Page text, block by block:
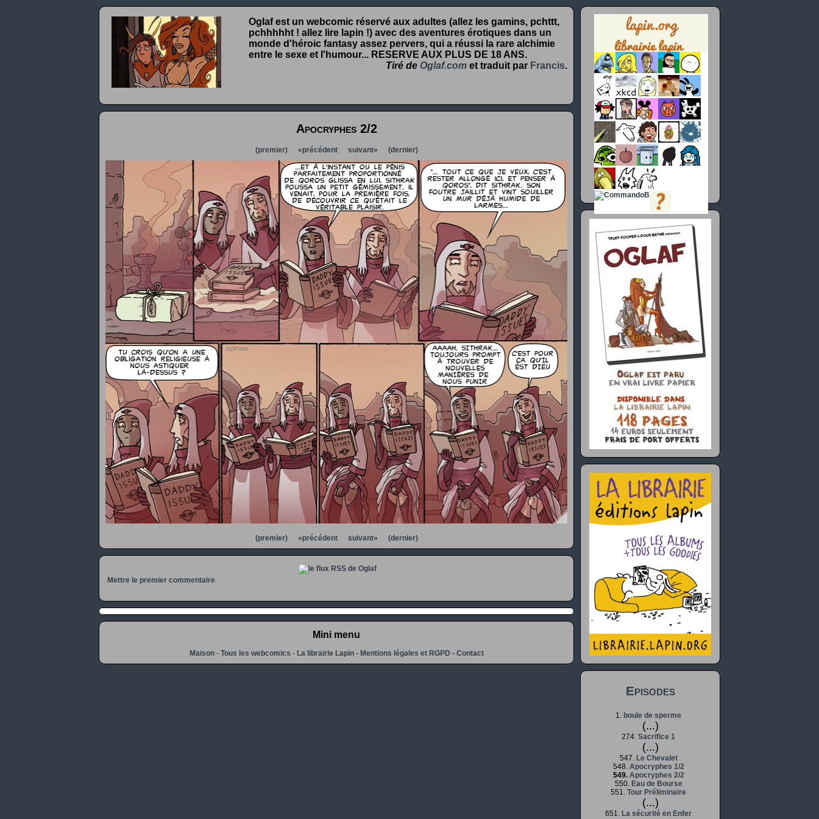
Oglaf est un webcomic réservé aux adultes (allez les gamins, pchttt,
pchhhhht ! allez lire lapin !) avec des aventures érotiques dans un
monde d'héroic fantasy assez pervers, qui a réussi la rare alchimie
entre le sexe et l'humour... RESERVE AUX PLUS DE 18 ANS.
Tiré de Oglaf.com et traduit par Francis.
Apocryphes 2/2
(premier) «précédent suivant» (dernier)
(premier) «précédent suivant» (dernier)
Mettre le premier commentaire
Mini menu
Maison- Tous les webcomics - La librairie Lapin- Mentions légales et RGPD - Contact
Episodes
1. boule de sperme
(...)
274. Sacrifice 1
(...)
547. Le Chevalet
548. Apocryphes 1/2
549. Apocryphes 2/2
550. Eau de Bourse
551. Tour Préliminaire
(...)
651. La sécurité en Enfer